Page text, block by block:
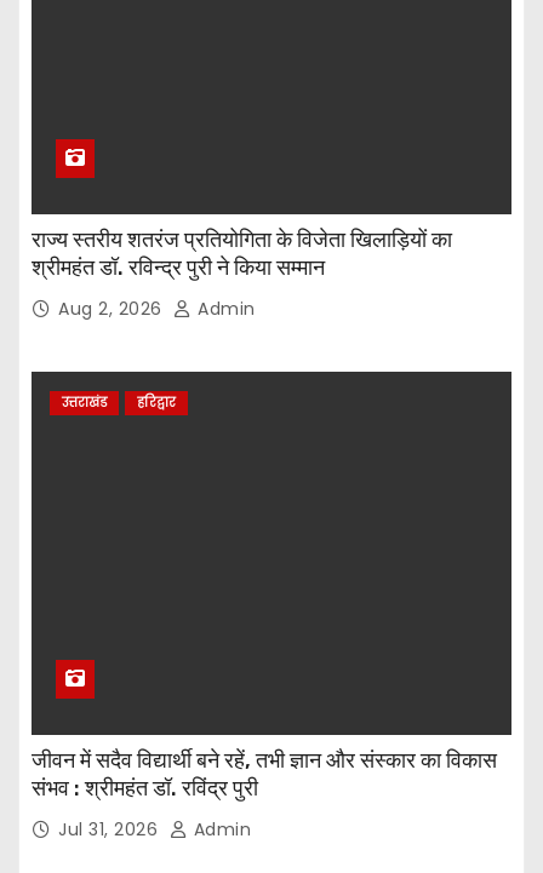
राज्य स्तरीय शतरंज प्रतियोगिता के विजेता खिलाड़ियों का
श्रीमहंत डॉ. रविन्द्र पुरी ने किया सम्मान
Aug 2, 2026 Admin
उत्तराखंड हरिद्वार
जीवन में सदैव विद्यार्थी बने रहें, तभी ज्ञान और संस्कार का विकास
संभव : श्रीमहंत डॉ. रविंद्र पुरी
Jul 31, 2026 Admin